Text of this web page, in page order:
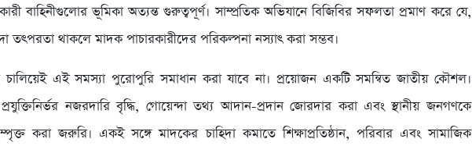
বাহিনীগুলোর ভূমিকা অত্যন্ত গুরুত্বপূর্ণ। সাম্প্রতিক অভিযানে বিজিবির সফলতা প্রমাণ করে যে,
তৎপরতা থাকলে মাদক পাচারকারীদের পরিকল্পনা নস্যাৎ করা সম্ভব।
চালিয়েই এই সমস্যা পুরোপুরি সমাধান করা যাবে না। প্রয়োজন একটি সমন্বিত জাতীয় কৌশল।
নজরদারি বৃদ্ধি, গোয়েন্দা তথ্য আদান-প্রদান জোরদার করা এবং স্থানীয় জনগণকে
করা জরুরি। একই সঙ্গে মাদকের চাহিদা কমাতে শিক্ষাপ্রতিষ্ঠান, পরিবার এবং সামাজিক